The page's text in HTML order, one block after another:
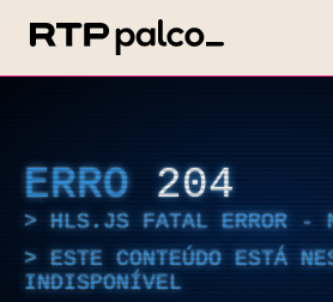
ERRO 204
HLS.JS FATAL ERROR -
ESTE CONTEÚDO ESTÁ
INDISPONÍVEL